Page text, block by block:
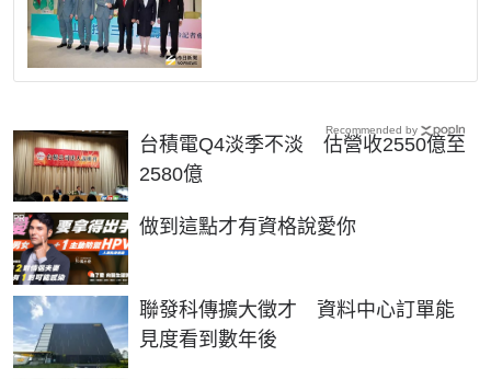
台積電Q4淡季不淡 估營收2550億至
2580億
做到這點才有資格說愛你
PR
聯發科傳擴大徵才 資料中心訂單能
見度看到數年後
Recommended by